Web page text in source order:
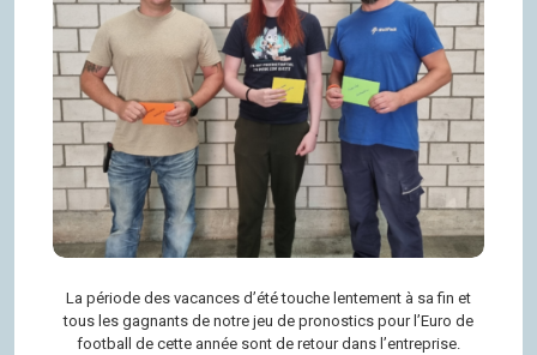
La période des vacances d’été touche len­te­ment à sa fin et
tous les gagnants de notre jeu de pro­nos­tics pour l’Euro de
foot­ball de cette année sont de retour dans l’en­tre­prise.